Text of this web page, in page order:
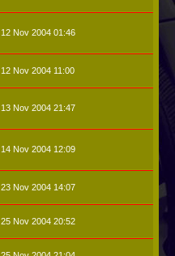
12 Nov 2004 01:46
12 Nov 2004 11:00
13 Nov 2004 21:47
14 Nov 2004 12:09
23 Nov 2004 14:07
25 Nov 2004 20:52